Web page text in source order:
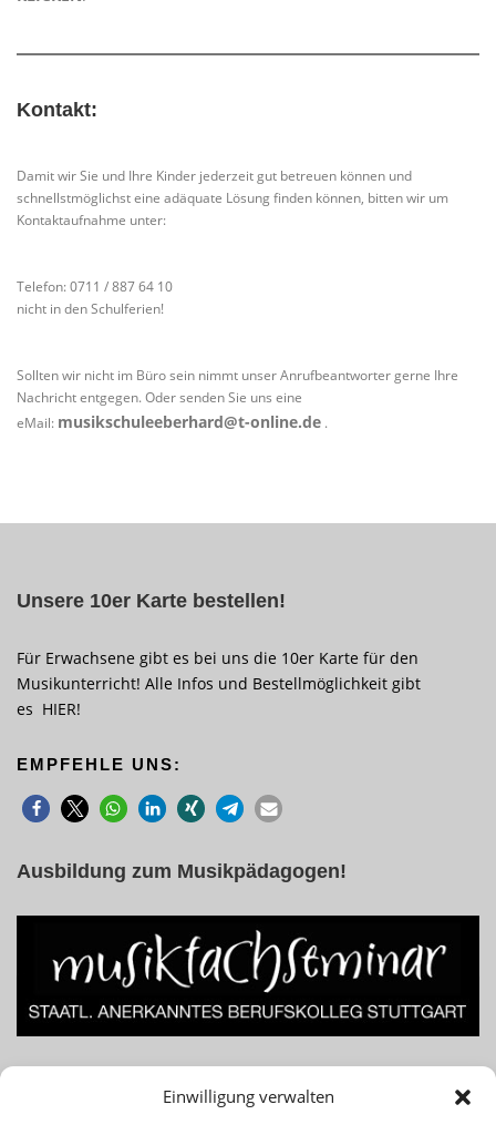
Einwilligung verwalten
Kontakt:
Damit wir Sie und Ihre Kinder jederzeit gut betreuen können und
schnellstmöglichst eine adäquate Lösung finden können, bitten wir um
Kontaktaufnahme unter:
Telefon: 0711 / 887 64 10
nicht in den Schulferien!
Sollten wir nicht im Büro sein nimmt unser Anrufbeantworter gerne Ihre
Nachricht entgegen. Oder senden Sie uns eine
eMail: musikschuleeberhard@t-online.de .
Unsere 10er Karte bestellen!
Für Erwachsene gibt es bei uns die 10er Karte für den
Musikunterricht! Alle Infos und Bestellmöglichkeit gibt
es HIER!
EMPFEHLE UNS:
Ausbildung zum Musikpädagogen!
Lust am Beruf des Musiklehrers bzw. Musikpädagogen? Für
Infos einfach das Banner klicken!